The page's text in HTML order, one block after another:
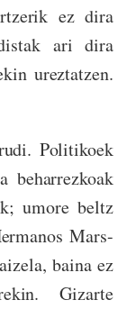
ez dira
ari dira
ureztatzen.
Politikoek
beharrezkoak
umore beltz
Mars-
baina ez
Gizarte